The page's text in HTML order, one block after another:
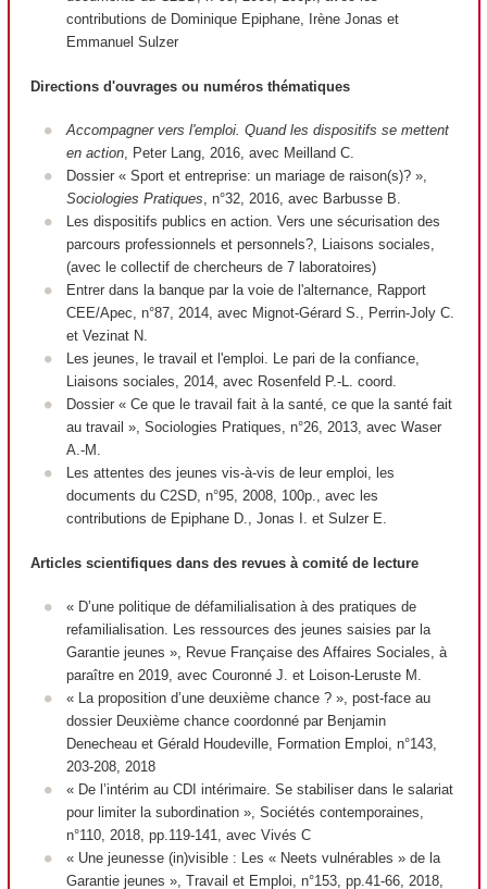
contributions de Dominique Epiphane, Irène Jonas et
Emmanuel Sulzer
Directions d'ouvrages ou numéros thématiques
Accompagner vers l'emploi. Quand les dispositifs se mettent
en action, Peter Lang, 2016, avec Meilland C.
Dossier « Sport et entreprise: un mariage de raison(s)? »,
Sociologies Pratiques, n°32, 2016, avec Barbusse B.
Les dispositifs publics en action. Vers une sécurisation des
parcours professionnels et personnels?, Liaisons sociales,
(avec le collectif de chercheurs de 7 laboratoires)
Entrer dans la banque par la voie de l'alternance, Rapport
CEE/Apec, n°87, 2014, avec Mignot-Gérard S., Perrin-Joly C.
et Vezinat N.
Les jeunes, le travail et l'emploi. Le pari de la confiance,
Liaisons sociales, 2014, avec Rosenfeld P.-L. coord.
Dossier « Ce que le travail fait à la santé, ce que la santé fait
au travail », Sociologies Pratiques, n°26, 2013, avec Waser
A.-M.
Les attentes des jeunes vis-à-vis de leur emploi, les
documents du C2SD, n°95, 2008, 100p., avec les
contributions de Epiphane D., Jonas I. et Sulzer E.
Articles scientifiques dans des revues à comité de lecture
« D’une politique de défamilialisation à des pratiques de
refamilialisation. Les ressources des jeunes saisies par la
Garantie jeunes », Revue Française des Affaires Sociales, à
paraître en 2019, avec Couronné J. et Loison-Leruste M.
« La proposition d’une deuxième chance ? », post-face au
dossier Deuxième chance coordonné par Benjamin
Denecheau et Gérald Houdeville, Formation Emploi, n°143,
203-208, 2018
« De l’intérim au CDI intérimaire. Se stabiliser dans le salariat
pour limiter la subordination », Sociétés contemporaines,
n°110, 2018, pp.119-141, avec Vivés C
« Une jeunesse (in)visible : Les « Neets vulnérables » de la
Garantie jeunes », Travail et Emploi, n°153, pp.41-66, 2018,